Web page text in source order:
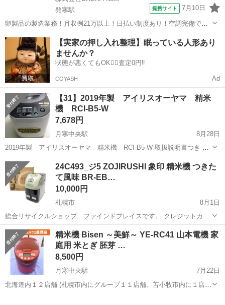
発寒駅
提携サイト 7月10日
卵製品の製造業務！月収例21万以上！日払い制度あり！空調完備で快
適作業★20代～50代までの男女活躍中！作業着無償貸与★マイカー通
勤OK＆無料駐車場完備！《北海道札幌市》 人気の工場のお仕事 ◇卵
製品の製造業務◇ 作業内...
北海道 札幌市 発寒駅 その他
【実家の押し入れ整理】眠っている人形あり
ませんか？
状態が悪くてもOK🙆‍♀️査定0円‼️
COYASH Ad
【31】2019年製 アイリスオーヤマ 精米
機 RCI-B5-W
7,678円
月寒中央駅
8月28日
2019年製 アイリスオーヤマ 精米機 RCI-B5-W 取扱説明書つき メ
ーカーサイトはこちら https://www.irisohyama.co.jp/okome-kaden/rci-
b5/ ＜状...
北海道 キッチン家電
アイリスオーヤマ
24C493_ジ5 ZOJIRUSHI 象印 精米機 つきた
て風味 BR-EB…
10,000円
札幌市
8月1日
総合リサイクルショップ ファインドプレイスです。 クレジットカー
ド決済、メルペイ対応！ ------------------------------------------------------------- ■
商品...
北海道 札幌市 キッチン家電 ファインドプレイス
精米機 Bisen ～美鮮～ YE-RC41 山本電機 家
庭用 米とぎ 胚芽 …
8,500円
月寒中央駅
7月22日
北海道内１２店舗 (札幌市内にグループ１１店舗、苫小牧市内に１店